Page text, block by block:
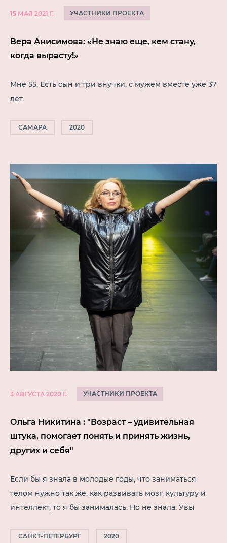
15 МАЯ 2021 Г. УЧАСТНИКИ ПРОЕКТА
Вера Анисимова: «Не знаю еще, кем стану,
когда вырасту!»
Мне 55. Есть сын и три внучки, с мужем вместе уже 37
лет.
САМАРА 2020
3 АВГУСТА 2020 Г. УЧАСТНИКИ ПРОЕКТА
Ольга Никитина : "Возраст – удивительная
штука, помогает понять и принять жизнь,
других и себя"
Если бы я знала в молодые годы, что заниматься
телом нужно так же, как развивать мозг, культуру и
интеллект, то я бы занималась. Но не знала. Увы
САНКТ-ПЕТЕРБУРГ 2020